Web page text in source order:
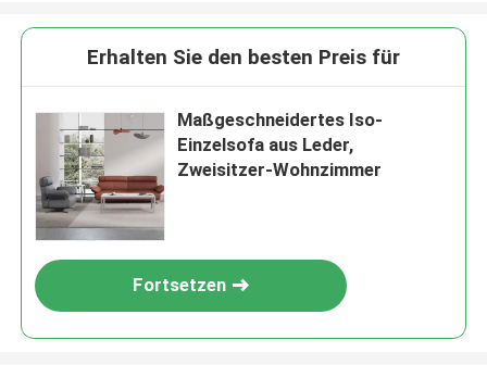
Erhalten Sie den besten Preis für
Maßgeschneidertes Iso-
Einzelsofa aus Leder,
Zweisitzer-Wohnzimmer
Fortsetzen